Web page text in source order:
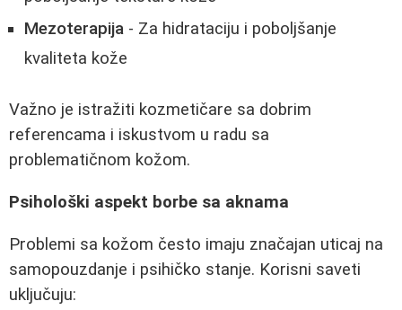
Mezoterapija - Za hidrataciju i poboljšanje
kvaliteta kože
Važno je istražiti kozmetičare sa dobrim
referencama i iskustvom u radu sa
problematičnom kožom.
Psihološki aspekt borbe sa aknama
Problemi sa kožom često imaju značajan uticaj na
samopouzdanje i psihičko stanje. Korisni saveti
uključuju: